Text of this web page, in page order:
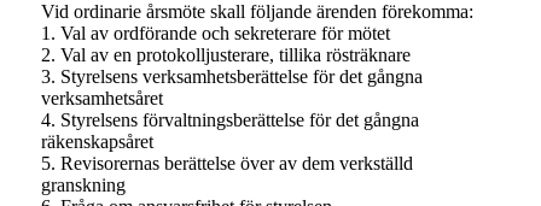
Vid ordinarie årsmöte skall följande ärenden förekomma:
1. Val av ordförande och sekreterare för mötet
2. Val av en protokolljusterare, tillika rösträknare
3. Styrelsens verksamhetsberättelse för det gångna
verksamhetsåret
4. Styrelsens förvaltningsberättelse för det gångna
räkenskapsåret
5. Revisorernas berättelse över av dem verkställd
granskning